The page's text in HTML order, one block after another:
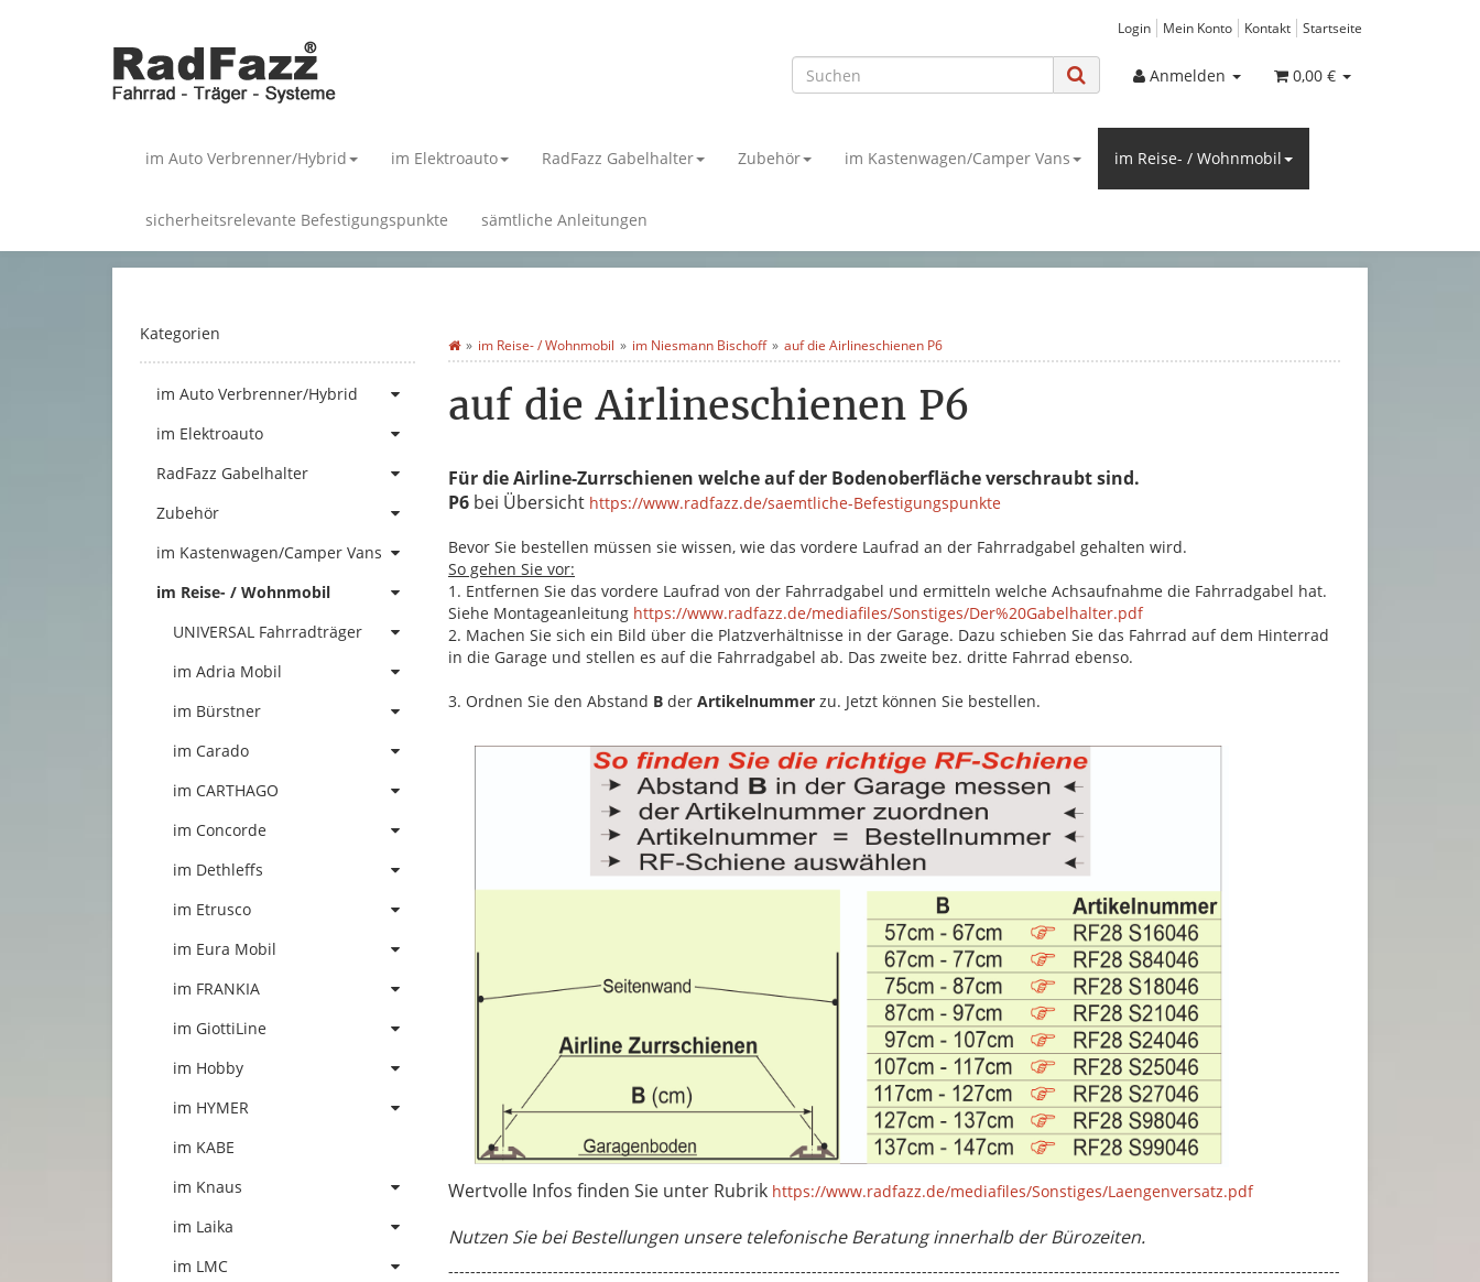
Login Mein Konto Kontakt Startseite
Anmelden 0,00 €
im Auto Verbrenner/Hybrid im Elektroauto RadFazz Gabelhalter Zubehör im Kastenwagen/Camper Vans im Reise- / Wohnmobil
sicherheitsrelevante Befestigungspunkte sämtliche Anleitungen
im Reise- / Wohnmobil im Niesmann Bischoff auf die Airlineschienen P6
auf die Airlineschienen P6
Für die Airline-Zurrschienen welche auf der Bodenoberfläche verschraubt sind.
P6 bei Übersicht https://www.radfazz.de/saemtliche-Befestigungspunkte
Bevor Sie bestellen müssen sie wissen, wie das vordere Laufrad an der Fahrradgabel gehalten wird.
So gehen Sie vor:
1. Entfernen Sie das vordere Laufrad von der Fahrradgabel und ermitteln welche Achsaufnahme die Fahrradgabel hat.
Siehe Montageanleitung https://www.radfazz.de/mediafiles/Sonstiges/Der%20Gabelhalter.pdf
2. Machen Sie sich ein Bild über die Platzverhältnisse in der Garage. Dazu schieben Sie das Fahrrad auf dem Hinterrad
in die Garage und stellen es auf die Fahrradgabel ab. Das zweite bez. dritte Fahrrad ebenso.
3. Ordnen Sie den Abstand B der Artikelnummer zu. Jetzt können Sie bestellen.
Wertvolle Infos finden Sie unter Rubrik https://www.radfazz.de/mediafiles/Sonstiges/Laengenversatz.pdf
Nutzen Sie bei Bestellungen unsere telefonische Beratung innerhalb der Bürozeiten.
------------------------------------------------------------------------------------------------------------------------------------------------------------------
Kategorien
im Auto Verbrenner/Hybrid
im Elektroauto
RadFazz Gabelhalter
Zubehör
im Kastenwagen/Camper Vans
im Reise- / Wohnmobil
UNIVERSAL Fahrradträger
im Adria Mobil
im Bürstner
im Carado
im CARTHAGO
im Concorde
im Dethleffs
im Etrusco
im Eura Mobil
im FRANKIA
im GiottiLine
im Hobby
im HYMER
im KABE
im Knaus
im Laika
im LMC